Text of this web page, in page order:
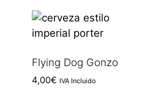
Flying Dog Gonzo
4,00€ IVA Incluido